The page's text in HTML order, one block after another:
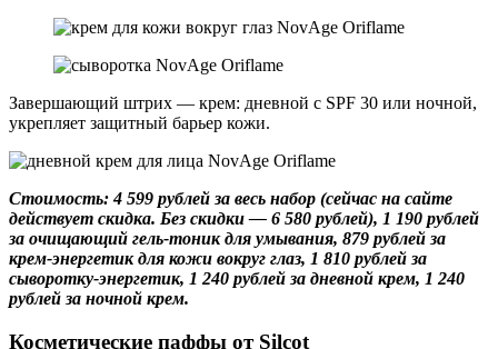
Завершающий штрих — крем: дневной с SPF 30 или ночной,
укрепляет защитный барьер кожи.
Стоимость: 4 599 рублей за весь набор (сейчас на сайте
действует скидка. Без скидки — 6 580 рублей), 1 190 рублей
за очищающий гель-тоник для умывания, 879 рублей за
крем-энергетик для кожи вокруг глаз, 1 810 рублей за
сыворотку-энергетик, 1 240 рублей за дневной крем, 1 240
рублей за ночной крем.
Косметические паффы от Silcot